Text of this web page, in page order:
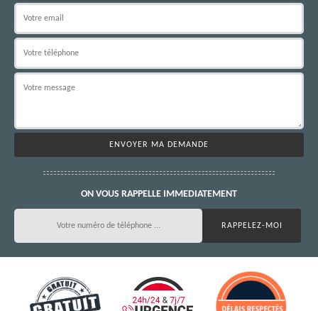
ON VOUS RAPPELLE IMMEDIATEMENT